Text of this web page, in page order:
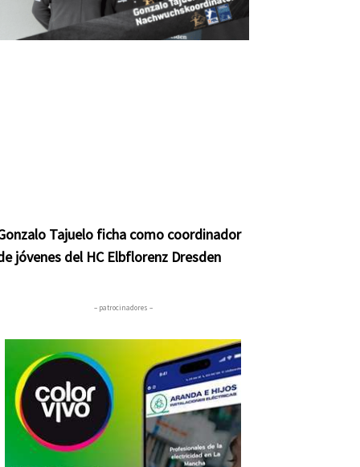
Tajuelo ficha como coordinador
jóvenes del HC Elbflorenz Dresden
– patrocinadores –